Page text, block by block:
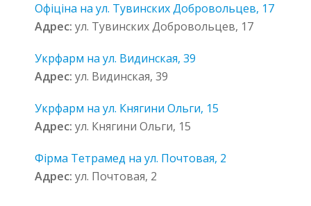
Офіціна на ул. Тувинских Добровольцев, 17
Адрес: ул. Тувинских Добровольцев, 17
Укрфарм на ул. Видинская, 39
Адрес: ул. Видинская, 39
Укрфарм на ул. Княгини Ольги, 15
Адрес: ул. Княгини Ольги, 15
Фірма Тетрамед на ул. Почтовая, 2
Адрес: ул. Почтовая, 2